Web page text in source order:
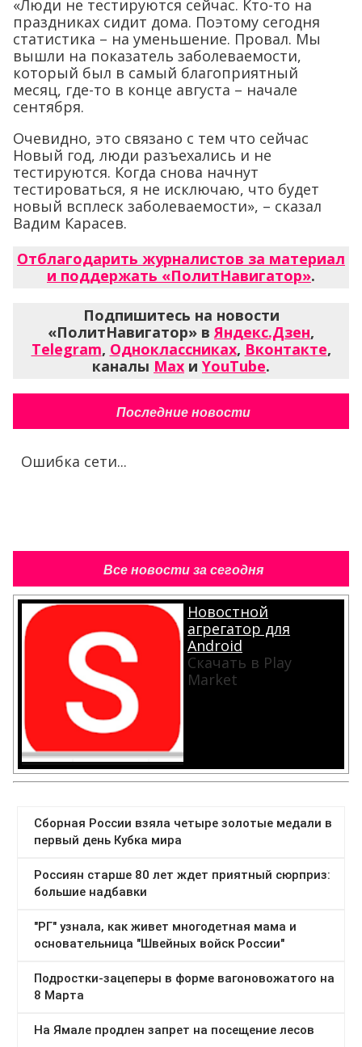
«Люди не тестируются сейчас. Кто-то на
праздниках сидит дома. Поэтому сегодня
статистика – на уменьшение. Провал. Мы
вышли на показатель заболеваемости,
который был в самый благоприятный
месяц, где-то в конце августа – начале
сентября.
Очевидно, это связано с тем что сейчас
Новый год, люди разъехались и не
тестируются. Когда снова начнут
тестироваться, я не исключаю, что будет
новый всплеск заболеваемости», – сказал
Вадим Карасев.
Отблагодарить журналистов за материал
и поддержать «ПолитНавигатор».
Подпишитесь на новости
«ПолитНавигатор» в Яндекс.Дзен,
Telegram, Одноклассниках, Вконтакте,
каналы Max и YouTube.
Последние новости
Ошибка сети...
Все новости за сегодня
Новостной
агрегатор для
Android
Скачать в Play
Market